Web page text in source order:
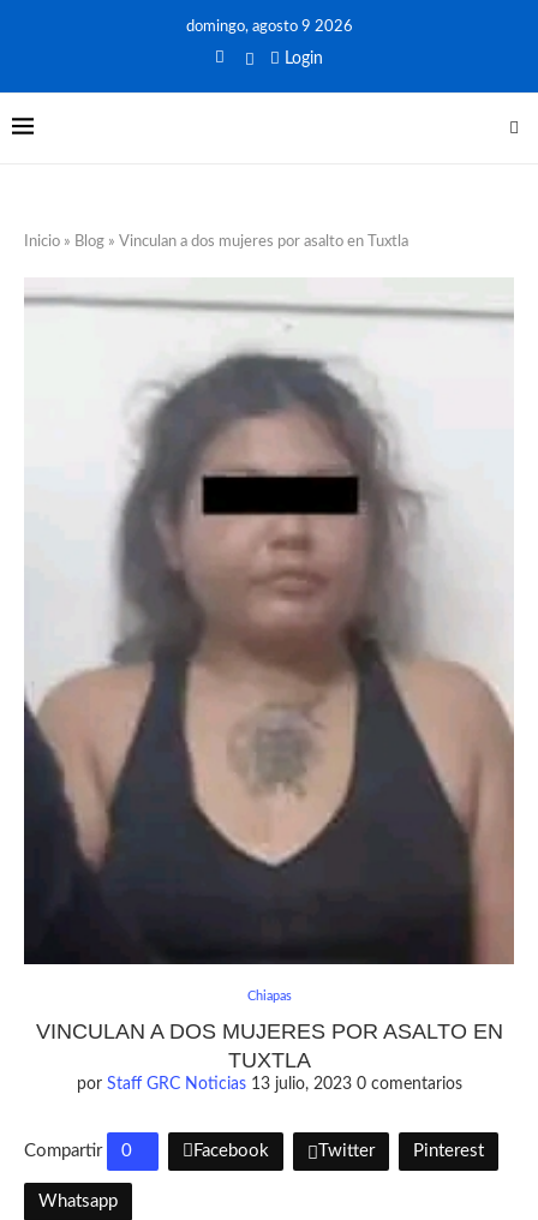
domingo, agosto 9 2026
Login
Inicio » Blog » Vinculan a dos mujeres por asalto en Tuxtla
Chiapas
VINCULAN A DOS MUJERES POR ASALTO EN
TUXTLA
por Staff GRC Noticias 13 julio, 2023 0 comentarios
Compartir 0 Facebook Twitter Pinterest
Whatsapp